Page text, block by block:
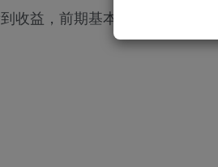
收益，前期基本上每天200左